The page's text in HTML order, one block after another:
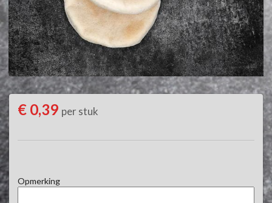
€ 0,39 per stuk
Opmerking